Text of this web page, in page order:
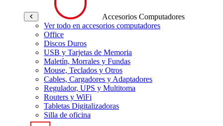
Accesorios Computadores
Ver todo en accesorios computadores
Office
Discos Duros
USB y Tarjetas de Memoria
Maletín, Morrales y Fundas
Mouse, Teclados y Otros
Cables, Cargadores y Adaptadores
Regulador, UPS y Multitoma
Routers y WiFi
Tabletas Digitalizadoras
Silla de oficina